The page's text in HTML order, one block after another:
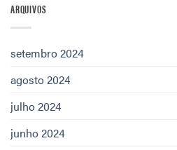
ARQUIVOS
setembro 2024
agosto 2024
julho 2024
junho 2024